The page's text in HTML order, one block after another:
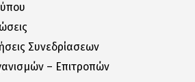
Συνεδρίασεων
– Eπιτροπών